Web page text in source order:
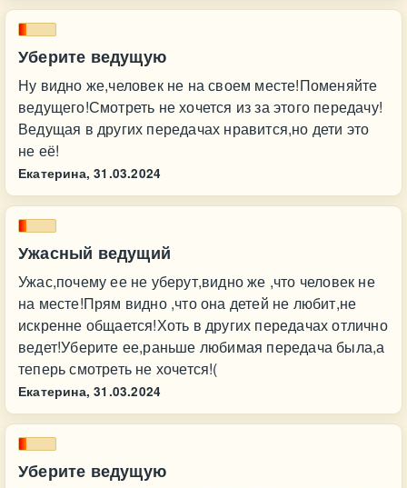
Уберите ведущую
Ну видно же,человек не на своем месте!Поменяйте
ведущего!Смотреть не хочется из за этого передачу!
Ведущая в других передачах нравится,но дети это
не её!
Екатерина, 31.03.2024
Ужасный ведущий
Ужас,почему ее не уберут,видно же ,что человек не
на месте!Прям видно ,что она детей не любит,не
искренне общается!Хоть в других передачах отлично
ведет!Уберите ее,раньше любимая передача была,а
теперь смотреть не хочется!(
Екатерина, 31.03.2024
Уберите ведущую